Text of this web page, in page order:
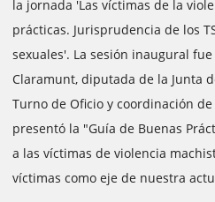
la jornada 'Las víctimas de la
prácticas. Jurisprudencia de los
sexuales'. La sesión inaugural
Claramunt, diputada de la Junta
Turno de Oficio y coordinación
presentó la "Guía de Buenas
a las víctimas de violencia
víctimas como eje de nuestra